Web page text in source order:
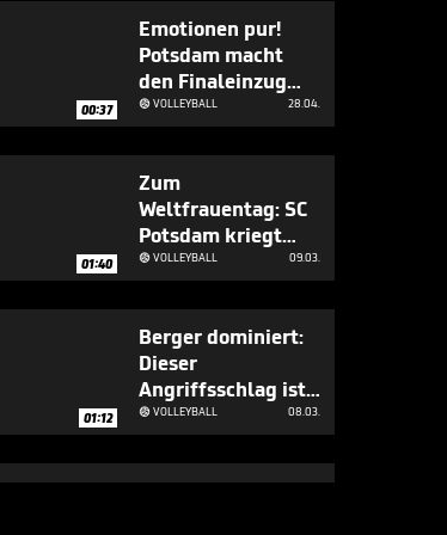
00:37
Emotionen pur!
Potsdam macht
den Finaleinzug
klar
 VOLLEYBALL 28.04.
01:40
Zum
Weltfrauentag: SC
Potsdam kriegt
Kanzler-Besuch
 VOLLEYBALL 09.03.
01:12
Berger dominiert:
Dieser
Angriffsschlag ist
nicht zu blocken
 VOLLEYBALL 08.03.
Trotz Licht-